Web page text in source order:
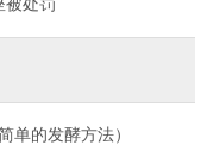
被处罚
单的发酵方法）